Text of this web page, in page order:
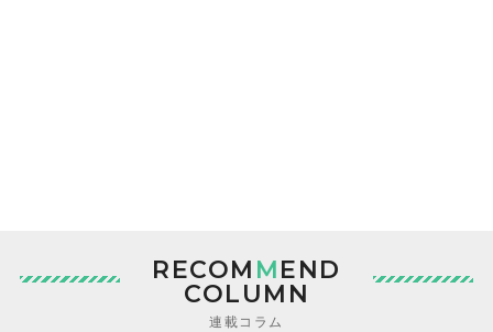
RECOM MEND
COLUMN
連載コラム